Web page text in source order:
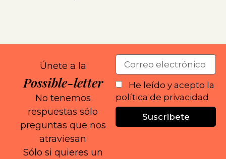
Únete a la
Possible-letter
No tenemos
respuestas sólo
preguntas que nos
atraviesan
Sólo si quieres un
He leído y acepto la
política de privacidad
Suscribete